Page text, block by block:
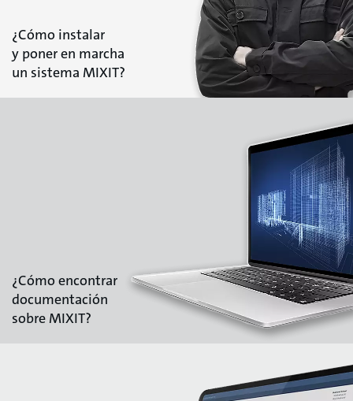
¿Cómo instalar
y poner en marcha
un sistema MIXIT?
¿Cómo encontrar
documentación
sobre MIXIT?